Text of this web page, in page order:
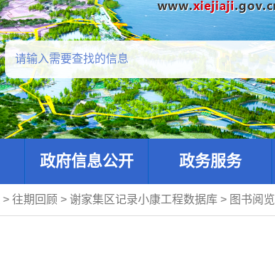
政府信息公开 政务服务
> 往期回顾 > 谢家集区记录小康工程数据库 > 图书阅览